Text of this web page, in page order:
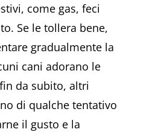
come gas, feci
Se le tollera bene,
gradualmente la
cani adorano le
da subito, altri
di qualche tentativo
il gusto e la